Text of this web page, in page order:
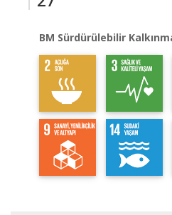
BM Sürdürülebilir